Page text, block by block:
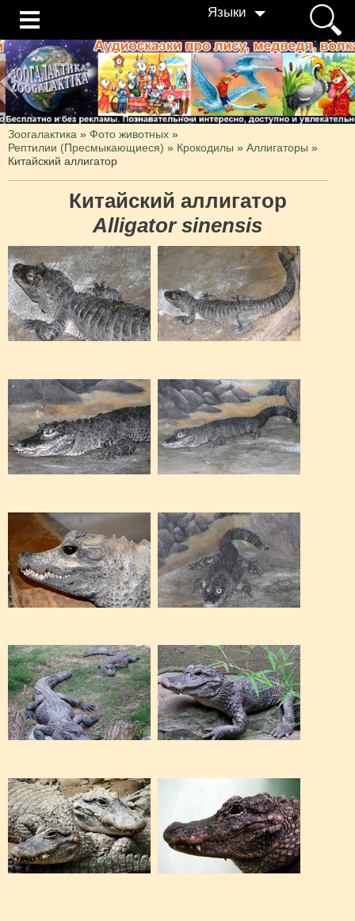
Языки
Зоогалактика » Фото животных »
Рептилии (Пресмыкающиеся) » Крокодилы » Аллигаторы »
Китайский аллигатор
Китайский аллигатор
Alligator sinensis